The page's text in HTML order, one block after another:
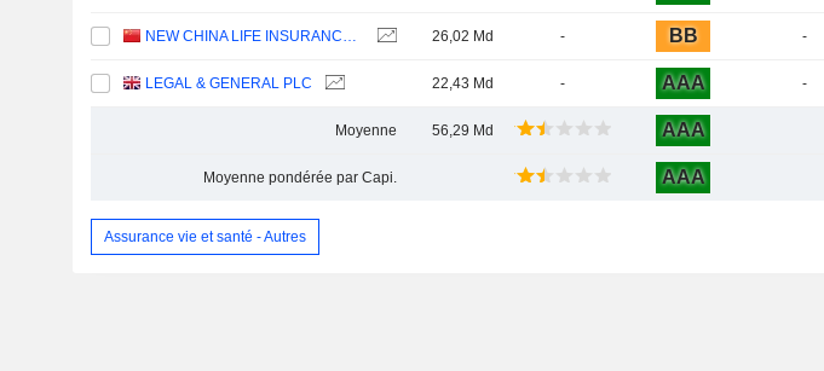
NEW CHINA LIFE INSURANCE COMPANY LTD. 26,02 Md - BB -
LEGAL & GENERAL PLC 22,43 Md - AAA -
Moyenne 56,29 Md AAA
Moyenne pondérée par Capi. AAA
Assurance vie et santé - Autres